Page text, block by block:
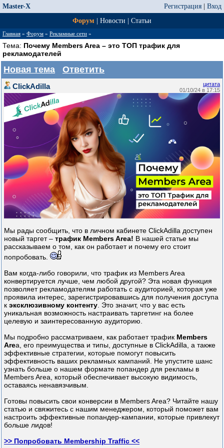
Master-X Регистрация
Вход
Форум
Новости Статьи
Главная » Форум » Рекламные сети »
Тема: Почему Members Area – это ТОП трафик для
рекламодателей
Новая тема Ответить
цитата
01/10/24 в 17:15
ClickAdilla
Мы рады сообщить, что в личном кабинете ClickAdilla доступен
новый таргет – трафик Members Area! В нашей статье мы
рассказываем о том, как он работает и почему его стоит
попробовать.
Вам когда-либо говорили, что трафик из Members Area
конвертируется лучше, чем любой другой? Эта новая функция
позволяет рекламодателям работать с аудиторией, которая уже
проявила интерес, зарегистрировавшись для получения доступа
к эксклюзивному контенту . Это значит, что у вас есть
уникальная возможность настраивать таргетинг на более
целевую и заинтересованную аудиторию.
Мы подробно рассматриваем, как работает трафик Members
Area, его преимущества и типы, доступные в ClickAdilla, а также
эффективные стратегии, которые помогут повысить
эффективность ваших рекламных кампаний. Не упустите шанс
узнать больше о нашем формате попандер для рекламы в
Members Area, который обеспечивает высокую видимость,
оставаясь ненавязчивым.
Готовы повысить свои конверсии в Members Area? Читайте нашу
статью и свяжитесь с нашим менеджером, который поможет вам
настроить эффективные попандер-кампании, которые привлекут
больше лидов!
>> Попробовать Membership Traffic <<